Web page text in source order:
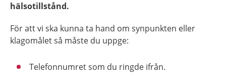
hälsotillstånd.
För att vi ska kunna ta hand om synpunkten eller
klagomålet så måste du uppge:
Telefonnumret som du ringde ifrån.